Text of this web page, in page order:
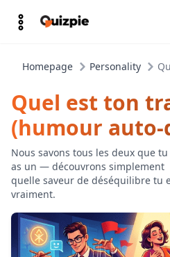
Homepage Personality
Quel est ton
(humour
Nous savons tous les deux que tu
as un — découvrons simplement
quelle saveur de déséquilibre tu
vraiment.